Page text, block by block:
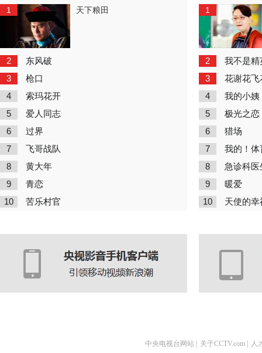
1 天下粮田
2 东风破
3 枪口
4 索玛花开
5 爱人同志
6 过界
7 飞哥战队
8 黄大年
9 青恋
10 苦乐村官
1
2 我不是精
3 花谢花飞
4 我的小姨
5 极光之恋
6 猎场
7 我的！体
8 急诊科医
9 暖爱
10 天使的幸
中央电视台网站 关于CCTV.com 人